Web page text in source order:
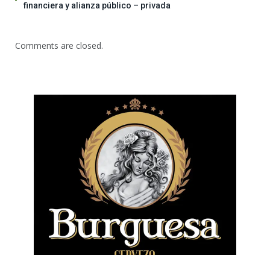
financiera y alianza público – privada
Comments are closed.